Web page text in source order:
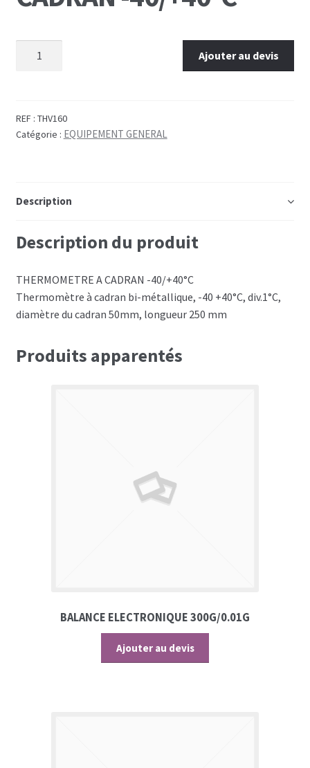
Ajouter au devis
REF : THV160
Catégorie : EQUIPEMENT GENERAL
Description
Description du produit
THERMOMETRE A CADRAN -40/+40°C
Thermomètre à cadran bi-métallique, -40 +40°C, div.1°C,
diamètre du cadran 50mm, longueur 250 mm
Produits apparentés
BALANCE ELECTRONIQUE 300G/0.01G
Ajouter au devis